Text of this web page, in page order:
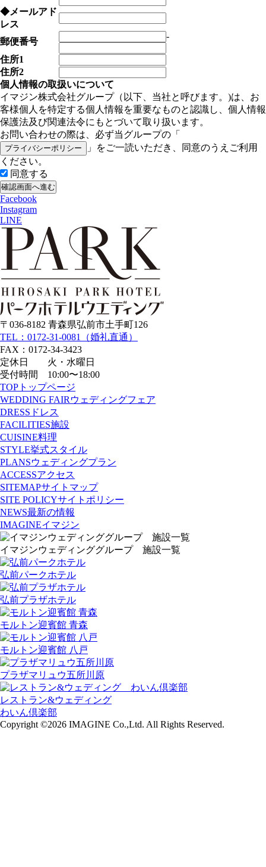
◆メールアド
レス
郵便番号
-
住所1
住所2
個人情報の取扱いについて
イマジン株式会社グループ（以下、当社と呼びます。)は、お
客様個人を特定する個人情報を重要なものと認識し、個人情報
保護法及び関連法令にもとづいて取り扱います。
お問い合わせの際は、必ず当グループの「
プライバシーポリシー
」をご一読いただき、同意のうえご利用
ください。
同意する
Facebook
Instagram
LINE
〒036-8182 青森県弘前市土手町126
TEL：0172-31-0081（婚礼直通）
FAX：0172-34-3423
定休日 火・水曜日
受付時間 10:00〜18:00
TOP トップページ
WEDDING FAIR ウェディングフェア
DRESS ドレス
FACILITIES施設
CUISINE料理
STYLE挙式スタイル
PLANSウェディングプラン
ACCESSアクセス
SITEMAPサイトマップ
SITE POLICYサイトポリシー
NEWS最新の情報
IMAGINEイマジン
イマジンウェディンググループ 施設一覧
弘前パークホテル
弘前プラザホテル
モルトン迎賓館 青森
モルトン迎賓館 八戸
プラザマリュウ五所川原
レストラン&ウェディング
わいん倶楽部
Copyright ©2026 IMAGINE Co.,Ltd. All Rights Reserved.